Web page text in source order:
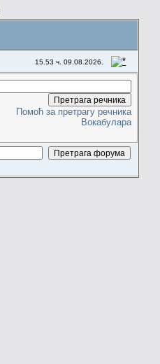
15.53 ч. 09.08.2026.
Помоћ за претрагу речника
Вокабулара